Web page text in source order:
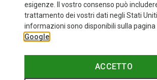
esigenze. Il vostro consenso può
trattamento dei vostri dati negli Stati
informazioni sono disponibili sulla pagina
Google
ACCETTO